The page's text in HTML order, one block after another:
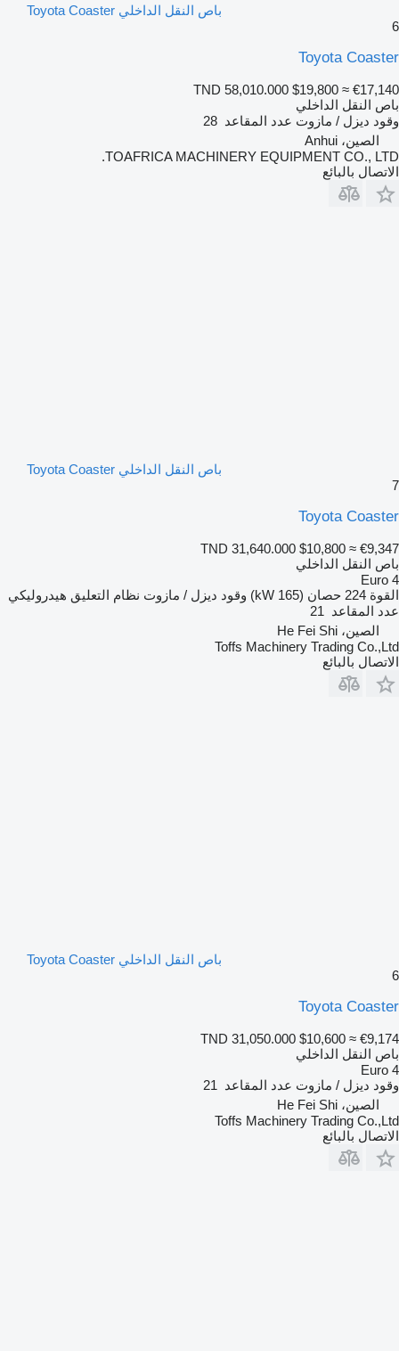
باص النقل الداخلي Toyota Coaster
6
Toyota Coaster
TND 58,010.000 $19,800 ≈ €17,140
باص النقل الداخلي
وقود ديزل / مازوت عدد المقاعد 28
الصين، Anhui
TOAFRICA MACHINERY EQUIPMENT CO., LTD.
الاتصال بالبائع
باص النقل الداخلي Toyota Coaster
7
Toyota Coaster
TND 31,640.000 $10,800 ≈ €9,347
باص النقل الداخلي
Euro 4
القوة 224 حصان (165 kW) وقود ديزل / مازوت نظام التعليق هيدروليكي
عدد المقاعد 21
الصين، He Fei Shi
Toffs Machinery Trading Co.,Ltd
الاتصال بالبائع
باص النقل الداخلي Toyota Coaster
6
Toyota Coaster
TND 31,050.000 $10,600 ≈ €9,174
باص النقل الداخلي
Euro 4
وقود ديزل / مازوت عدد المقاعد 21
الصين، He Fei Shi
Toffs Machinery Trading Co.,Ltd
الاتصال بالبائع